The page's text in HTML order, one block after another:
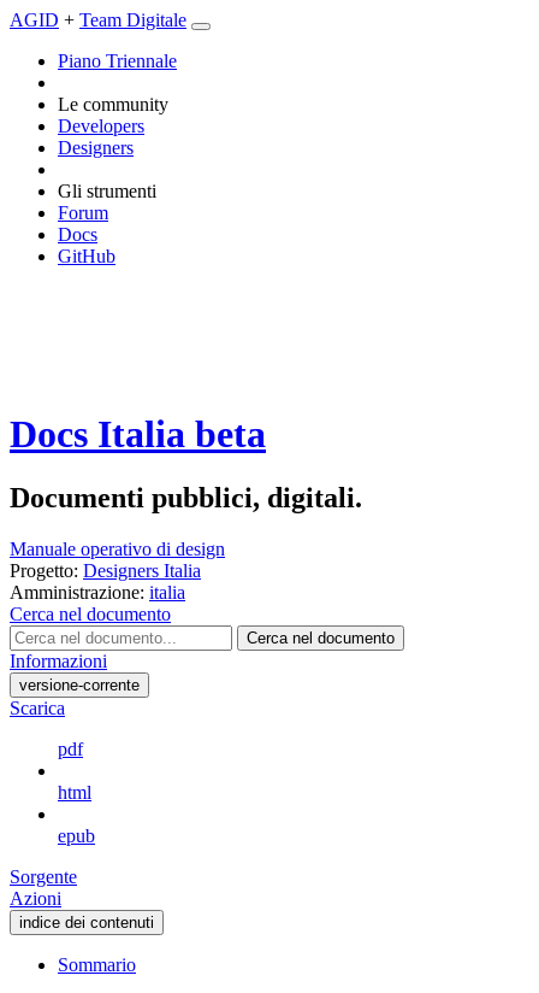
AGID + Team Digitale
Piano Triennale
Le community
Developers
Designers
Gli strumenti
Forum
Docs
GitHub
Docs Italia beta
Documenti pubblici, digitali.
Manuale operativo di design
Progetto: Designers Italia
Amministrazione: italia
Cerca nel documento
Cerca nel documento
Informazioni
versione-corrente
Scarica
pdf
html
epub
Sorgente
Azioni
indice dei contenuti
Sommario